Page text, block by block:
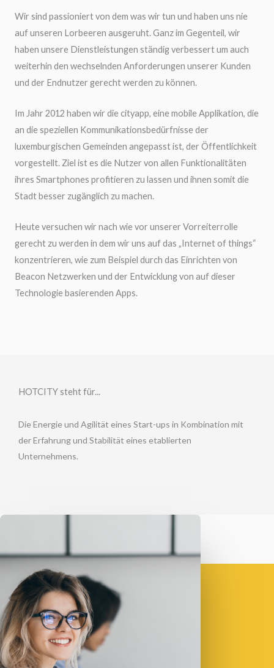
Wir sind passioniert von dem was wir tun und haben uns nie
auf unseren Lorbeeren ausgeruht. Ganz im Gegenteil, wir
haben unsere Dienstleistungen ständig verbessert um auch
weiterhin den wechselnden Anforderungen unserer Kunden
und der Endnutzer gerecht werden zu können.
Im Jahr 2012 haben wir die cityapp, eine mobile Applikation, die
an die speziellen Kommunikationsbedürfnisse der
luxemburgischen Gemeinden angepasst ist, der Öffentlichkeit
vorgestellt. Ziel ist es die Nutzer von allen Funktionalitäten
ihres Smartphones profitieren zu lassen und ihnen somit die
Stadt besser zugänglich zu machen.
Heute versuchen wir nach wie vor unserer Vorreiterrolle
gerecht zu werden in dem wir uns auf das „Internet of things“
konzentrieren, wie zum Beispiel durch das Einrichten von
Beacon Netzwerken und der Entwicklung von auf dieser
Technologie basierenden Apps.
HOTCITY steht für...
Die Energie und Agilität eines Start-ups in Kombination mit
der Erfahrung und Stabilität eines etablierten
Unternehmens.